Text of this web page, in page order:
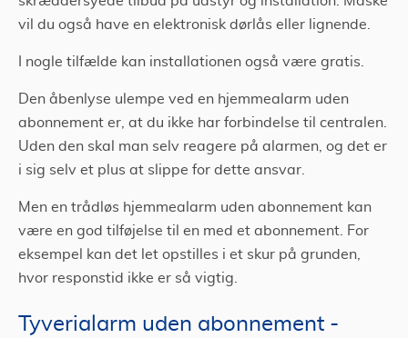
vil du også have en elektronisk dørlås eller lignende.
I nogle tilfælde kan installationen også være gratis.
Den åbenlyse ulempe ved en hjemmealarm uden
abonnement er, at du ikke har forbindelse til centralen.
Uden den skal man selv reagere på alarmen, og det er
i sig selv et plus at slippe for dette ansvar.
Men en trådløs hjemmealarm uden abonnement kan
være en god tilføjelse til en med et abonnement. For
eksempel kan det let opstilles i et skur på grunden,
hvor responstid ikke er så vigtig.
Tyverialarm uden abonnement -